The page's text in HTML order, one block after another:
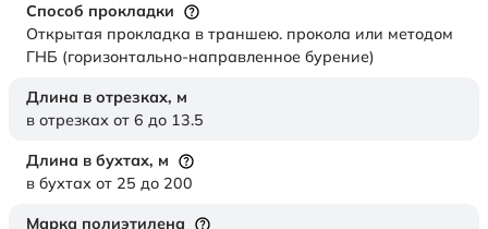
Способ прокладки
Открытая прокладка в траншею. прокола или методом
ГНБ (горизонтально-направленное бурение)
Длина в отрезках, м
в отрезках от 6 до 13.5
Длина в бухтах, м
в бухтах от 25 до 200
Марка полиэтилена